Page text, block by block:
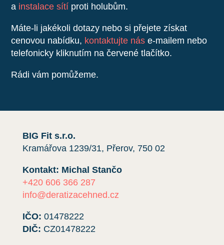
a instalace sítí proti holubům.
Máte-li jakékoli dotazy nebo si přejete získat
cenovou nabídku, kontaktujte nás e-mailem nebo
telefonicky kliknutím na červené tlačítko.
Rádi vám pomůžeme.
BIG Fit s.r.o.
Kramářova 1239/31, Přerov, 750 02
Kontakt: Michal Stančo
+420 606 366 287
info@deratizacehned.cz
IČO: 01478222
DIČ: CZ01478222